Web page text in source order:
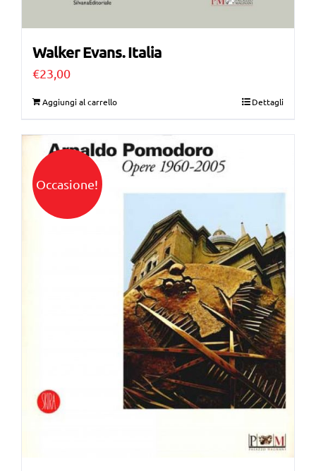
Walker Evans. Italia
€23,00
Aggiungi al carrello Dettagli
Occasione!